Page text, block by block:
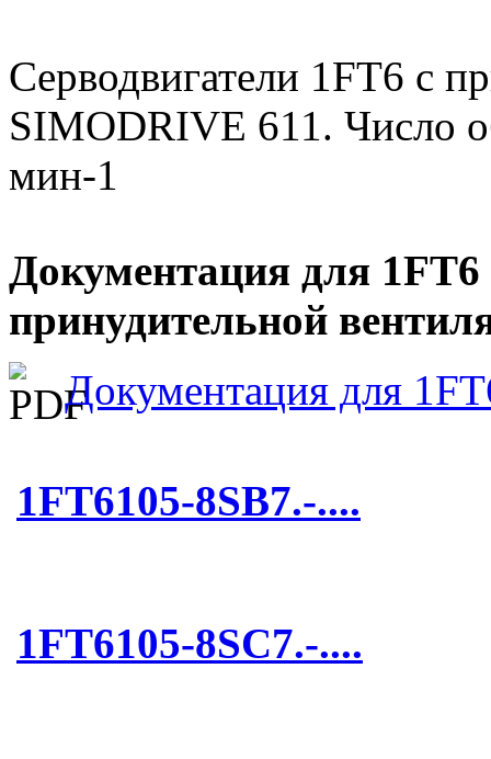
Серводвигатели 1FT6 с
SIMODRIVE 611. Число
мин-1
Документация для
принудительной
Документация для
1FT6105-8SB7.-....
1FT6105-8SC7.-....